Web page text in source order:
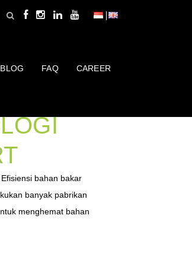
BLOG FAQ CAREER
bahan bakar
banyak pabrikan
menghemat bahan